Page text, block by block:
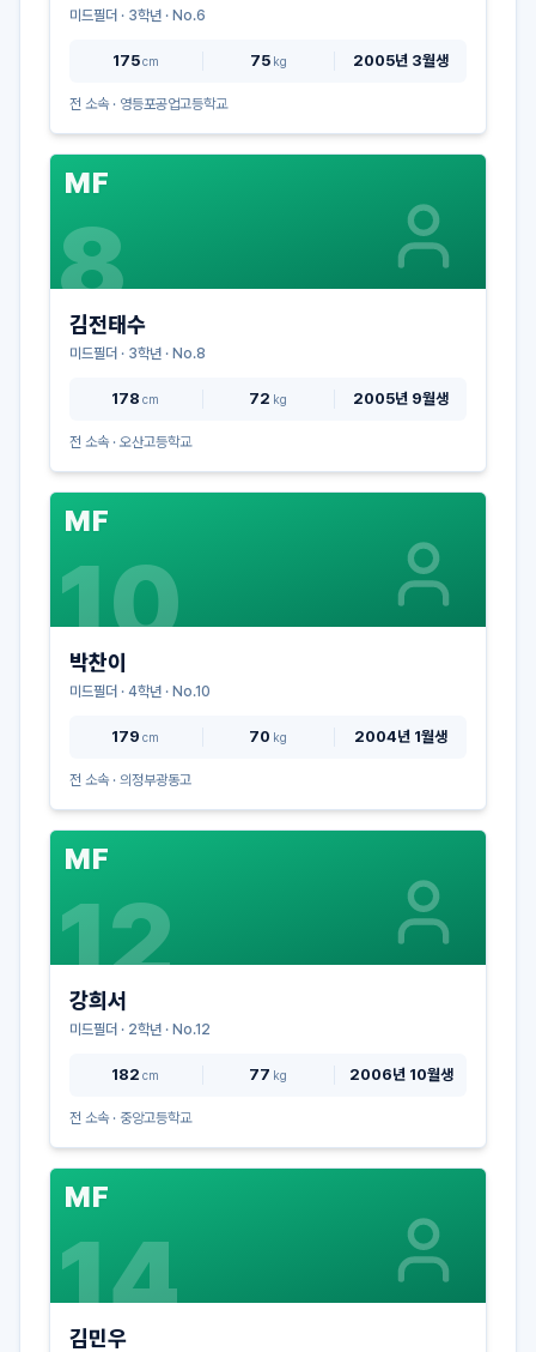
미드필더 · 3학년 · No.6
175cm 75 kg 2005년 3월생
전 소속 · 영등포공업고등학교
MF
8
김전태수
미드필더 · 3학년 · No.8
178 cm 72 kg 2005년 9월생
전 소속 · 오산고등학교
MF
10
박찬이
미드필더 · 4학년 · No.10
179 cm 70 kg 2004년 1월생
전 소속 · 의정부광동고
MF
12
강희서
미드필더 · 2학년 · No.12
182 cm 77 kg 2006년 10월생
전 소속 · 중앙고등학교
MF
14
김민우